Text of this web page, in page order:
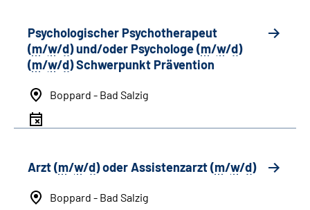
Psychologischer Psychotherapeut
(m/w/d) und/oder Psychologe (m/w/d)
(m/w/d) Schwerpunkt Prävention
Boppard - Bad Salzig
Arzt (m/w/d) oder Assistenzarzt (m/w/d)
Boppard - Bad Salzig